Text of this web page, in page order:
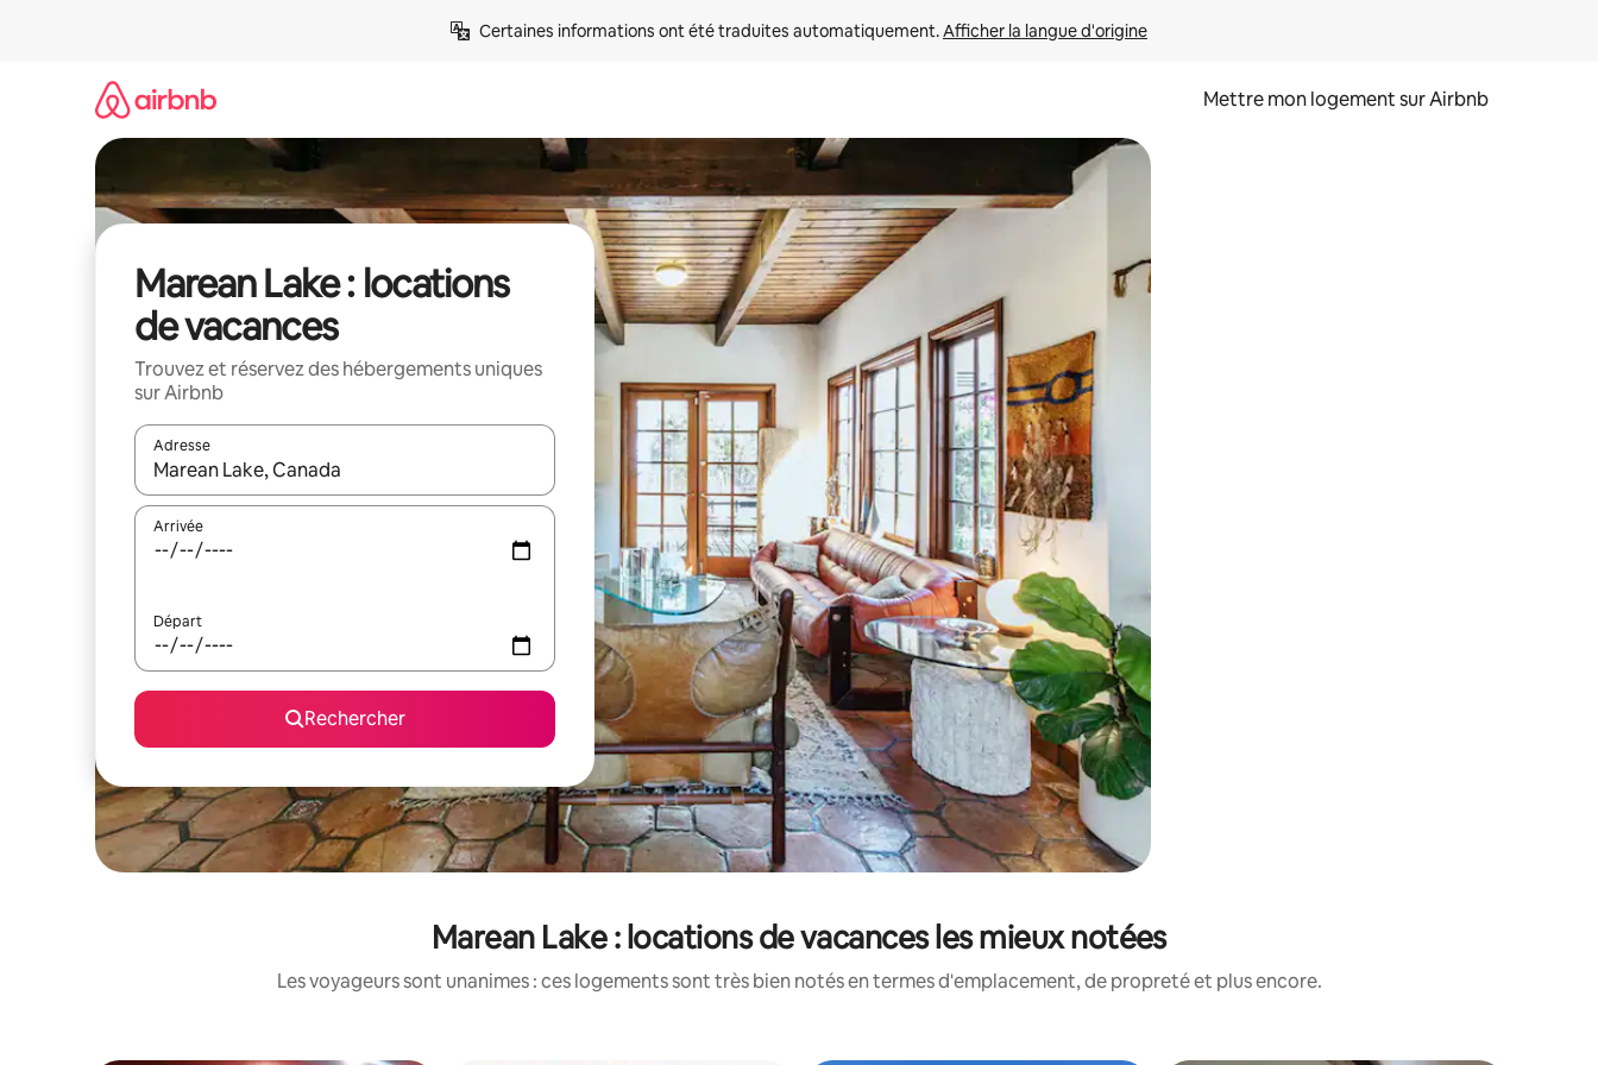
Certaines informations ont été traduites automatiquement. Afficher la langue d'origine
Mettre mon logement sur Airbnb
Marean Lake : locations
de vacances
Trouvez et réservez des hébergements uniques
sur Airbnb
Adresse
Lorsque les résultats s'affichent, utilisez les flèches vers le haut et vers le bas pour les parcourir ou en appuyant et en faisant glisser.
Arrivée
Départ
Rechercher
Marean Lake : locations de vacances les mieux notées
Les voyageurs sont unanimes : ces logements sont très bien notés en termes d'emplacement, de propreté et plus encore.